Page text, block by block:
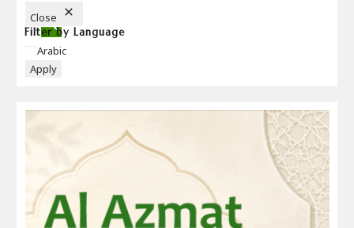
Close
Filter by Language
Language
Arabic
Apply